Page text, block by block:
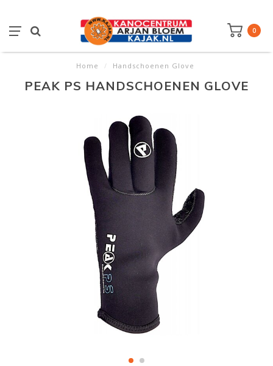
0
Home / Handschoenen Glove
PEAK PS HANDSCHOENEN GLOVE